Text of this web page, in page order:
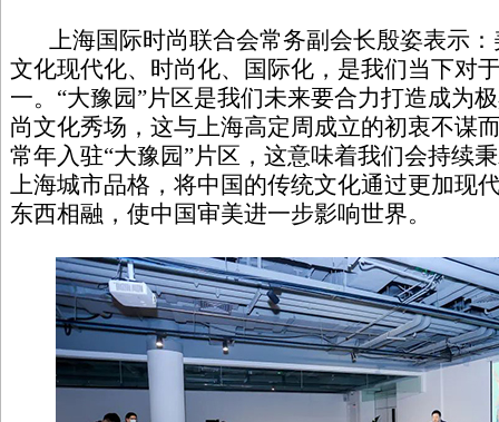
上海国际时尚联合会常务副会长殷姿表示：
文化现代化、时尚化、国际化，是我们当下对
一。“大豫园”片区是我们未来要合力打造成为
尚文化秀场，这与上海高定周成立的初衷不谋
常年入驻“大豫园”片区，这意味着我们会持续
上海城市品格，将中国的传统文化通过更加现
东西相融，使中国审美进一步影响世界。